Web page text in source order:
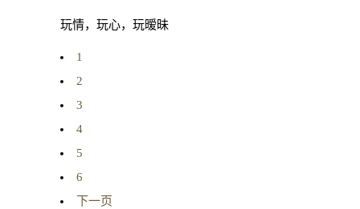
玩情，玩心，玩暧昧
1
2
3
4
5
6
下一页